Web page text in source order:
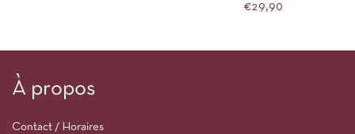
€29,90
À propos
Contact / Horaires